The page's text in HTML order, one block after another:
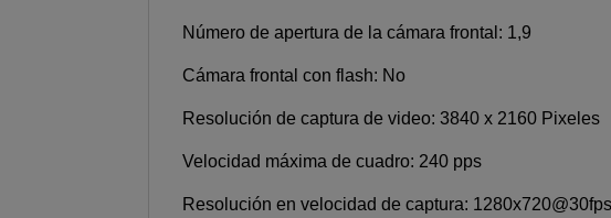
Número de apertura de la cámara frontal: 1,9
Cámara frontal con flash: No
Resolución de captura de video: 3840 x 2160 Pixeles
Velocidad máxima de cuadro: 240 pps
Resolución en velocidad de captura: